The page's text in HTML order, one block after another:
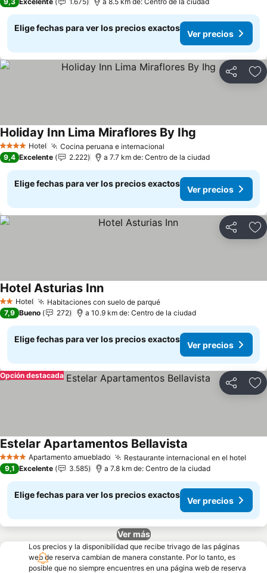
Elige fechas para ver los precios exactos
Ver precios
Compartir
4 EstrellasHotel Cocina peruana e internacional
Holiday Inn Lima Miraflores By Ihg
9,4 Excelente 2.222 a 7.7 km de: Centro de la ciudad
Elige fechas para ver los precios exactos
Ver precios
Compartir
2 Estrellas
Hotel Habitaciones con suelo de parqué
Hotel Asturias Inn
7,9 Bueno 272 a 10.9 km de: Centro de la ciudad
Elige fechas para ver los precios exactos
Ver precios
Compartir
Opción destacada
4 EstrellasApartamento amueblado Restaurante internacional en el hotel
Estelar Apartamentos Bellavista
9,1 Excelente 3.585 a 7.8 km de: Centro de la ciudad
Elige fechas para ver los precios exactos
Ver precios
Ver más
Los precios y la disponibilidad que recibe trivago de las páginas
web de reserva cambian de manera constante. Por lo tanto, es
posible que no siempre encuentres en una página web de reserva